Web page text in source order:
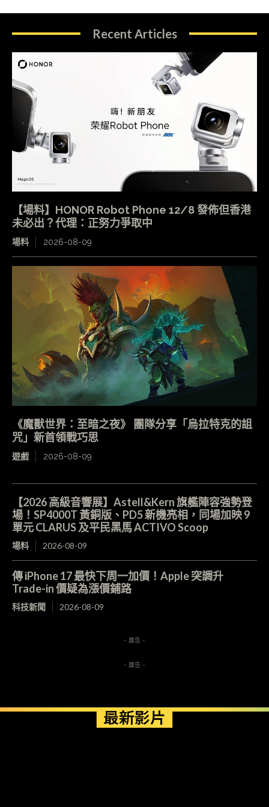
Recent Articles
【場料】HONOR Robot Phone 12/8 發佈但香港
未必出？代理：正努力爭取中
場料 2026-08-09
《魔獸世界：至暗之夜》 團隊分享「烏拉特克的詛
咒」新首領戰巧思
遊戲 2026-08-09
【2026 高級音響展】Astell&Kern 旗艦陣容強勢登
場！SP4000T 黃銅版、PD5 新機亮相，同場加映 9
單元 CLARUS 及平民黑馬 ACTIVO Scoop
場料 2026-08-09
傳 iPhone 17 最快下周一加價！Apple 突調升
Trade-in 價疑為漲價鋪路
科技新聞 2026-08-09
- 廣告 -
- 廣告 -
最新影片